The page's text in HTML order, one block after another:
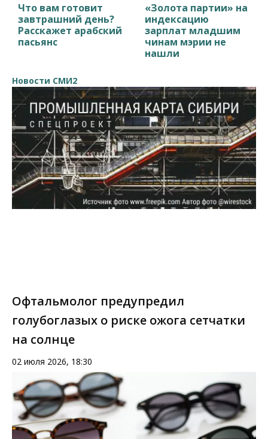
Что вам готовит
завтрашний день?
Расскажет арабский
пасьянс
«Золота партии» на
индексацию
зарплат младшим
чинам мэрии не
нашли
Новости СМИ2
Офтальмолог предупредил
голубоглазых о риске ожога сетчатки
на солнце
02 июля 2026, 18:30